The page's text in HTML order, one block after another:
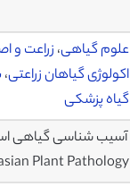
علوم گیاهی، زراعت و
اکولوژی گیاهان زراعتی،
گیاه پزشکی
آسیب شناسی گیاهی
Plant Pathology